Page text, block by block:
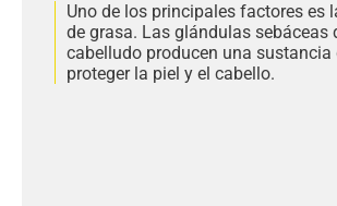
Uno de los principales factores es
de grasa. Las glándulas sebáceas
cabelludo producen una sustancia
proteger la piel y el cabello.